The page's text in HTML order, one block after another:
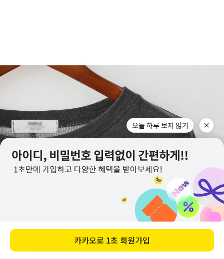
BUY NOW REVIEW
오늘 하루 보지 않기
카카오로 1초 회원가입